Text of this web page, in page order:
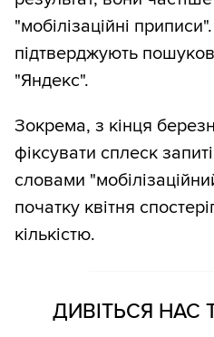
"мобілізаційні
підтверджують
"Яндекс".
Зокрема, з кінця
фіксувати сплеск
словами
початку квітня
кількістю.
ДИВІТЬСЯ НАС